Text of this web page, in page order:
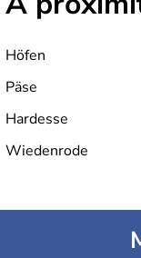
Höfen
Päse
Hardesse
Wiedenrode